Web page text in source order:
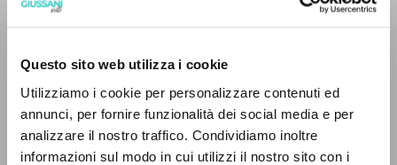
Questo sito web utilizza i cookie
Utilizziamo i cookie per personalizzare contenuti ed
annunci, per fornire funzionalità dei social media e per
analizzare il nostro traffico. Condividiamo inoltre
informazioni sul modo in cui utilizzi il nostro sito con i
0DOCUMENTI TROVATI